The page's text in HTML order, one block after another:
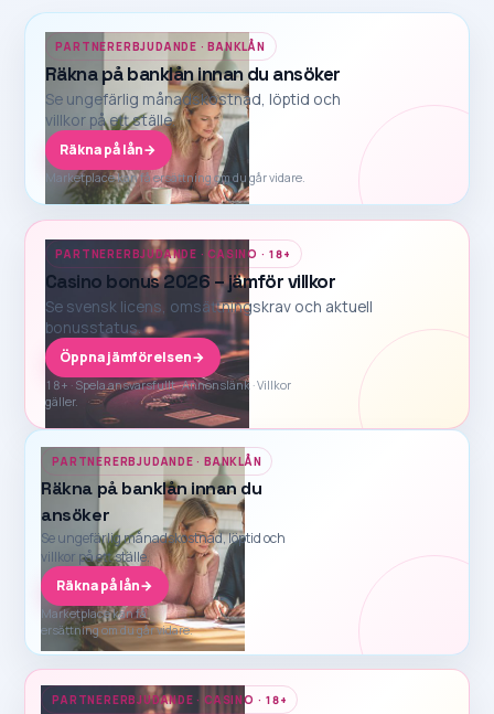
PARTNERERBJUDANDE · BANKLÅN
Räkna på banklån innan du ansöker
Se ungefärlig månadskostnad, löptid och
villkor på ett ställe.
Räkna på lån→
Marketplace kan få ersättning om du går vidare.
PARTNERERBJUDANDE · CASINO · 18+
Casino bonus 2026 – jämför villkor
Se svensk licens, omsättningskrav och aktuell
bonusstatus.
Öppna jämförelsen→
18+ · Spela ansvarsfullt · Annonslänk · Villkor
gäller.
PARTNERERBJUDANDE · BANKLÅN
Räkna på banklån innan du
ansöker
Se ungefärlig månadskostnad, löptid och
villkor på ett ställe.
Räkna på lån→
Marketplace kan få
ersättning om du går vidare.
PARTNERERBJUDANDE · CASINO · 18+